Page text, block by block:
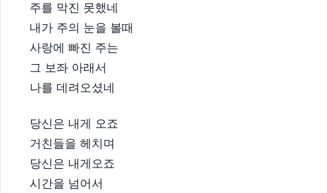
주를 막진 못했네
내가 주의 눈을 볼때
사랑에 빠진 주는
그 보좌 아래서
나를 데려오셨네
당신은 내게 오죠
거친들을 헤치며
당신은 내게오죠
시간을 넘어서